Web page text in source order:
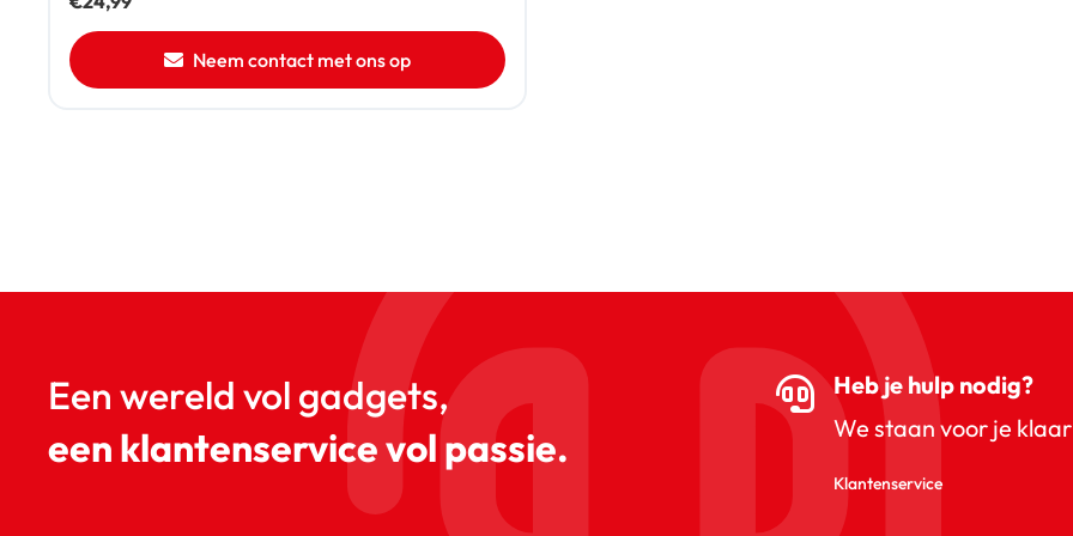
Neem contact met ons op
Een wereld vol gadgets,
een klantenservice vol passie.
Heb je hulp nodig?
We staan voor je
Klantenservice